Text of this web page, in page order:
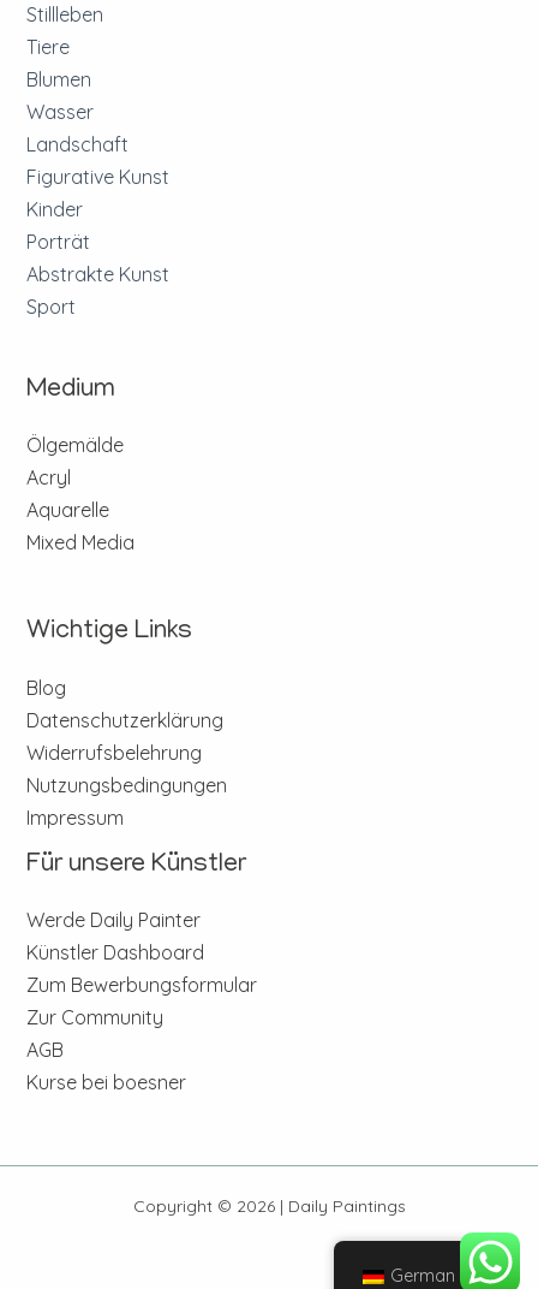
Stillleben
Tiere
Blumen
Wasser
Landschaft
Figurative Kunst
Kinder
Porträt
Abstrakte Kunst
Sport
Medium
Ölgemälde
Acryl
Aquarelle
Mixed Media
Wichtige Links
Blog
Datenschutzerklärung
Widerrufsbelehrung
Nutzungsbedingungen
Impressum
Für unsere Künstler
Werde Daily Painter
Künstler Dashboard
Zum Bewerbungsformular
Zur Community
AGB
Kurse bei boesner
Copyright © 2026 | Daily Paintings
German